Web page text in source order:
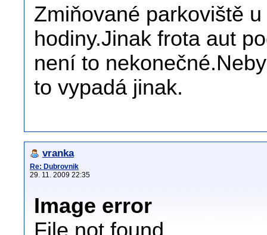
Zmiňované parkoviště
hodiny.Jinak frota aut
není to
to vypadá jinak.
vranka
Re: Dubrovnik
29. 11. 2009 22:35
Image error
File not found.